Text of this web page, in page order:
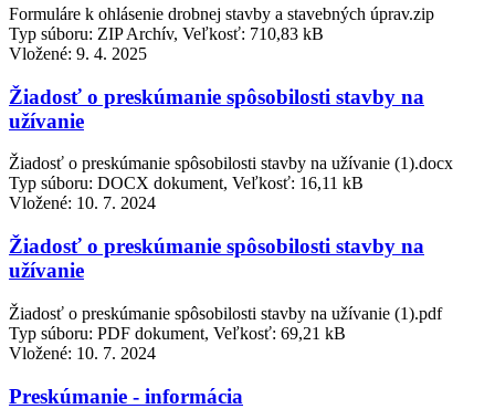
Formuláre k ohlásenie drobnej stavby a stavebných úprav.zip
Typ súboru: ZIP Archív, Veľkosť: 710,83 kB
Vložené: 9. 4. 2025
Žiadosť o preskúmanie spôsobilosti stavby na
užívanie
Žiadosť o preskúmanie spôsobilosti stavby na užívanie (1).docx
Typ súboru: DOCX dokument, Veľkosť: 16,11 kB
Vložené: 10. 7. 2024
Žiadosť o preskúmanie spôsobilosti stavby na
užívanie
Žiadosť o preskúmanie spôsobilosti stavby na užívanie (1).pdf
Typ súboru: PDF dokument, Veľkosť: 69,21 kB
Vložené: 10. 7. 2024
Preskúmanie - informácia